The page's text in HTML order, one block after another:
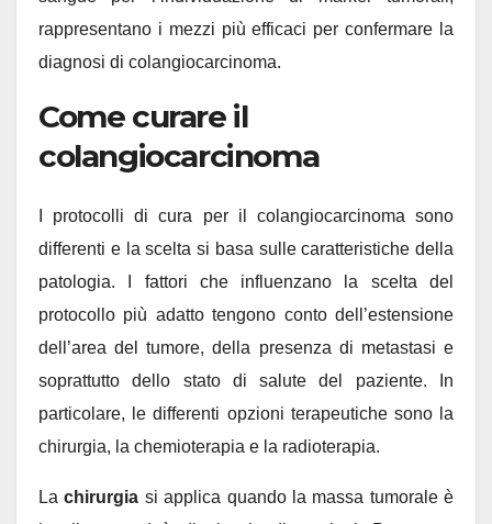
rappresentano i mezzi più efficaci per confermare la
diagnosi di colangiocarcinoma.
Come curare il
colangiocarcinoma
I protocolli di cura per il colangiocarcinoma sono
differenti e la scelta si basa sulle caratteristiche della
patologia. I fattori che influenzano la scelta del
protocollo più adatto tengono conto dell’estensione
dell’area del tumore, della presenza di metastasi e
soprattutto dello stato di salute del paziente. In
particolare, le differenti opzioni terapeutiche sono la
chirurgia, la chemioterapia e la radioterapia.
Lachirurgia si applica quando la massa tumorale è